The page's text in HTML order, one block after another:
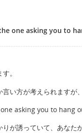
one asking you to
。
い方が考えられますが
asking you to hang
りが誘っていて、あなた